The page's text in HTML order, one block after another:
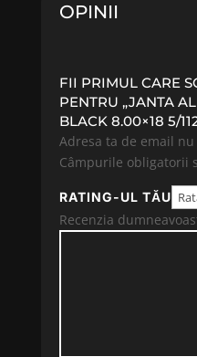
OPINII
FII PRIMUL CARE
PENTRU „JANTA
BLACK 8.00×18 5/
Adresa ta de email
Câmpurile obligatorii
RATING-UL TĂU
Recenzia